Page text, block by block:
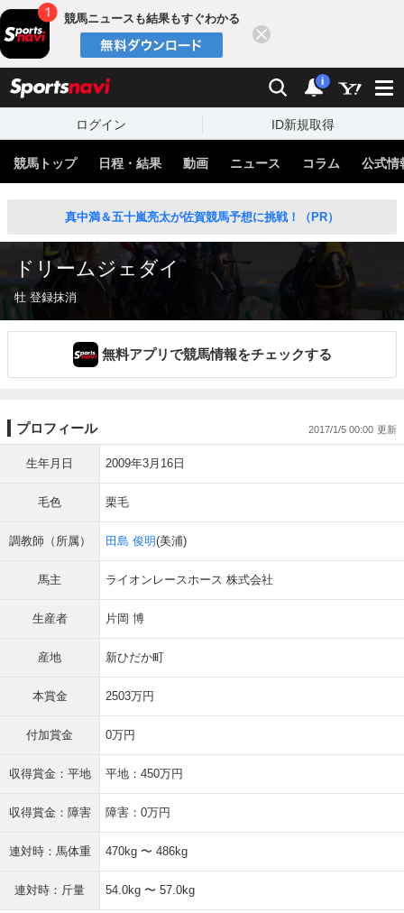
競馬ニュースも結果もすぐわかる
検索 通知
i
ログイン ID新規取得
競馬トップ 日程・結果 動画 ニュース コラム 公式情
真中満＆五十嵐亮太が佐賀競馬予想に挑戦！（PR）
ドリームジェダイ
牡 登録抹消
無料アプリで競馬情報をチェックする
プロフィール 2017/1/5 00:00
生年月日 2009年3月16日
毛色 栗毛
調教師（所属） 田島 俊明(美浦)
馬主 ライオンレースホース 株式会社
生産者 片岡 博
産地 新ひだか町
本賞金 2503万円
付加賞金 0万円
収得賞金：平地 平地：450万円
収得賞金：障害 障害：0万円
連対時：馬体重 470kg 〜 486kg
連対時：斤量 54.0kg 〜 57.0kg